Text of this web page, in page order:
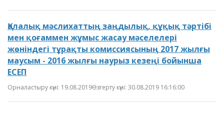
Қалалық мәслихаттың заңдылық, құқық тәртібі
мен қоғаммен жұмыс жасау мәселелері
жөніндегі тұрақты комиссиясының 2017 жылғы
маусым - 2016 жылғы наурыз кезеңі бойынша
ЕСЕП
Орналастыру күні: 19.08.2019Өзгерту күні: 30.08.2019 16:16:00